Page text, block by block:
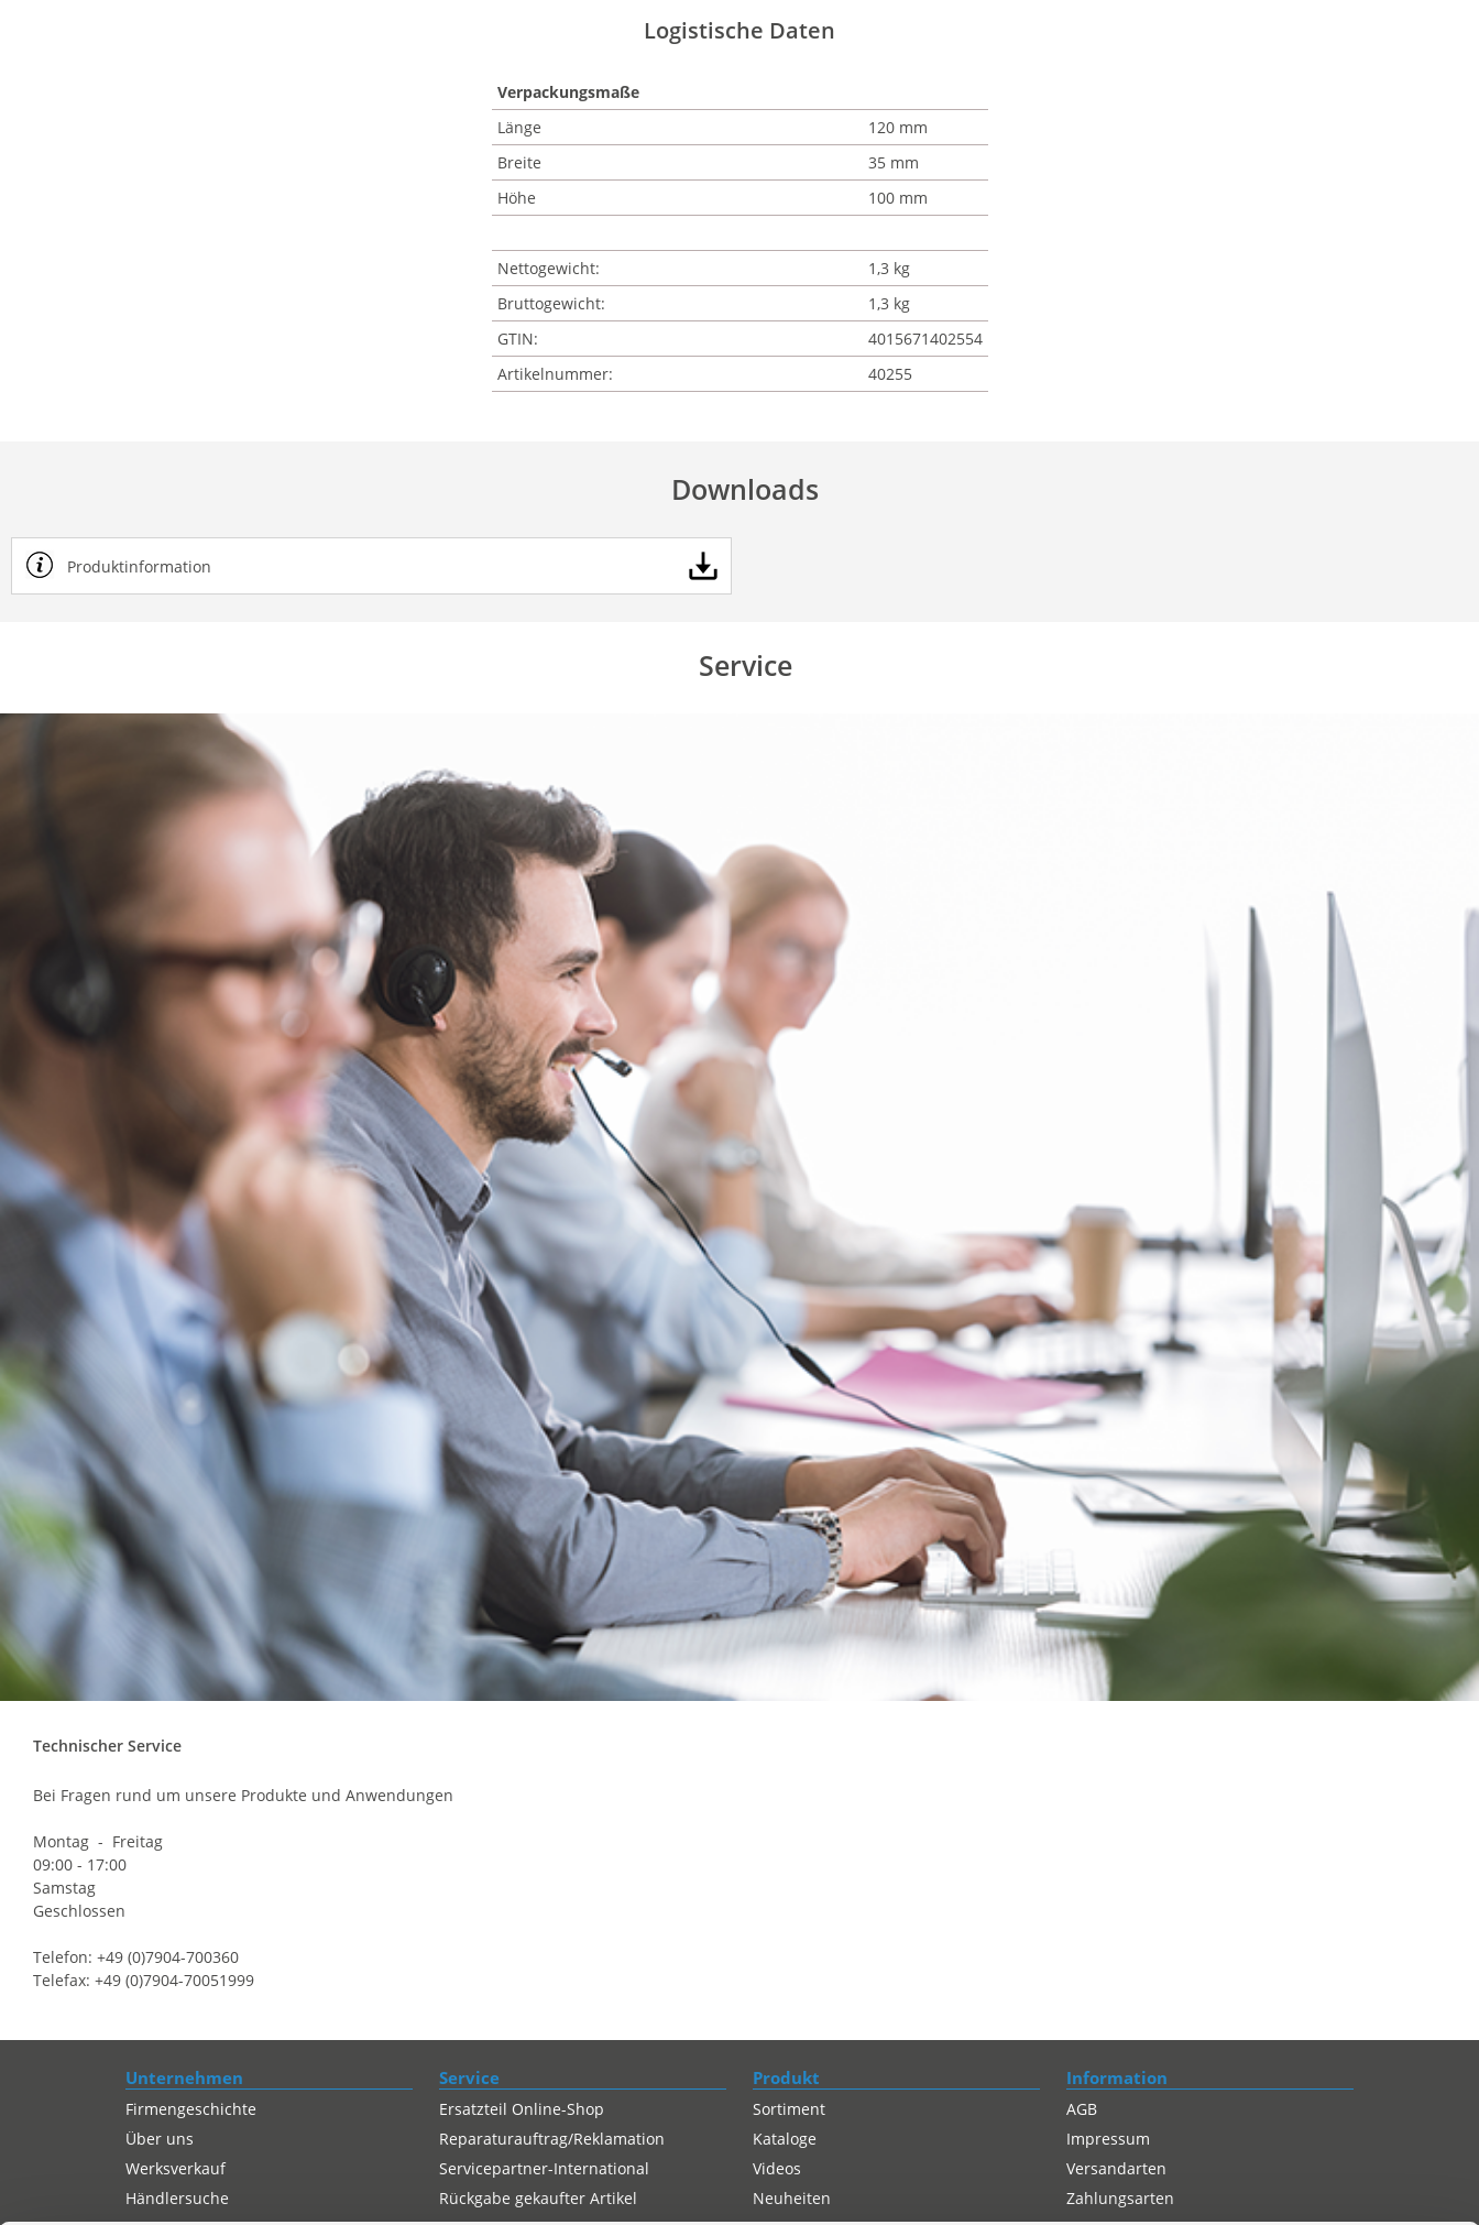
Logistische Daten
Verpackungsmaße
Länge
120 mm
Breite
35 mm
Höhe
100 mm
Nettogewicht:
1,3 kg
Bruttogewicht:
1,3 kg
GTIN:
4015671402554
Artikelnummer:
40255
Downloads
Produktinformation
Service
Technischer Service
Bei Fragen rund um unsere Produkte und Anwendungen
Montag - Freitag
09:00 - 17:00
Samstag
Geschlossen
Telefon: +49 (0)7904-700360
Telefax: +49 (0)7904-70051999
Unternehmen
Firmengeschichte
Über uns
Werksverkauf
Händlersuche
Service
Ersatzteil Online-Shop
Reparaturauftrag/Reklamation
Servicepartner-International
Rückgabe gekaufter Artikel
Produkt
Sortiment
Kataloge
Videos
Neuheiten
Information
AGB
Impressum
Versandarten
Zahlungsarten